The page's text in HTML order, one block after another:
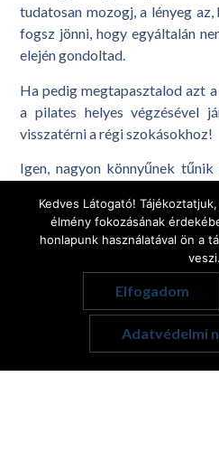
tudatosan mozogj, a lényeg
fogsz jönni, hogy egyáltalán
elején gondoltad.
Ha pedig megtapasztalod azt
a pilates helyes végzésével
visszatérni a régi szokásokhoz!
Igen, nagyon könnyűnek tűnik
amihez tartanod kell magad.
dolgot azzal, hogy egy picit
Ha nem hiszed, nyugodtan
lepődj meg, ha egyszer csak
figyeltél arra, hogy hova lépsz.
Ne félj a kihívásoktól! Csak
Kezdd a legfontosabbal, a
Kedves Látogató!
élmény fokozásának
honlapunk használatával ön a
veszi.
Elfogadom
Adatvédelmi